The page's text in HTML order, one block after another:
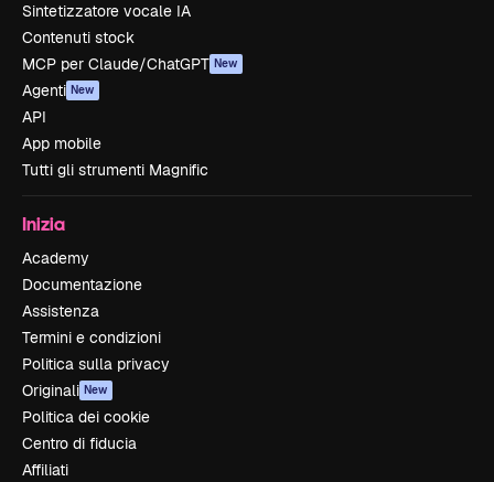
Sintetizzatore vocale IA
Contenuti stock
MCP per Claude/ChatGPT New
Agenti New
API
App mobile
Tutti gli strumenti Magnific
Inizia
Academy
Documentazione
Assistenza
Termini e condizioni
Politica sulla privacy
Originali New
Politica dei cookie
Centro di fiducia
Affiliati